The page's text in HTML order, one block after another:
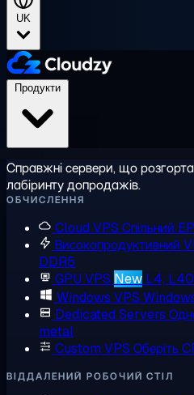
UK
Справжні сервери, що
лабіринту допродажів.
ОБЧИСЛЕННЯ
Cloud VPS Спільний
Високопродуктивний
DDR5
GPU VPS New L4,
Windows VPS
Dedicated Servers
metal
Custom VPS Оберіть
ВІДДАЛЕНИЙ РОБОЧИЙ СТІЛ